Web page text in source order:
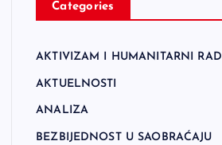
Categories
AKTIVIZAM I HUMANITARNI RAD
AKTUELNOSTI
ANALIZA
BEZBIJEDNOST U SAOBRAĆAJU